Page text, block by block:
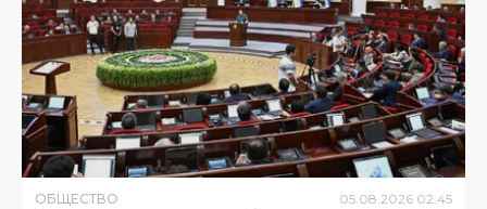
ОБЩЕСТВО 05.08.2026 02:45